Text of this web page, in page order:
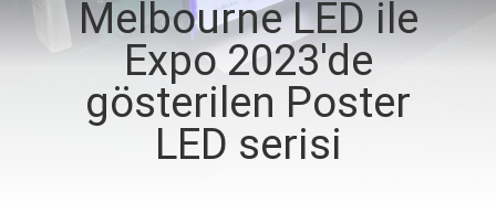
TURU
KALITE
KONTROL
Melbourne LED ile
Expo 2023'de
gösterilen Poster
LED serisi